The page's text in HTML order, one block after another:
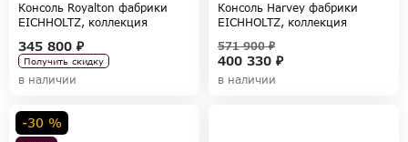
Консоль Royalton фабрики
EICHHOLTZ, коллекция
345 800 ₽
Получить скидку
в наличии
Консоль Harvey фабрики
EICHHOLTZ, коллекция
400 330 ₽
571 900 ₽
в наличии
-30 %